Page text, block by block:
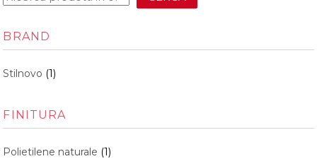
BRAND
Stilnovo (1)
FINITURA
Polietilene naturale (1)